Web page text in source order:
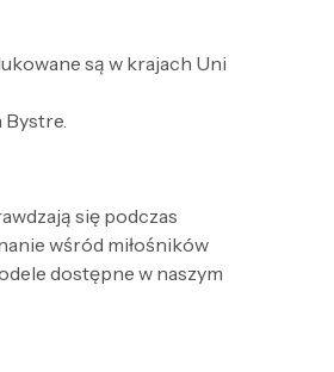
są w krajach Uni
Bystre.
się podczas
wśród miłośników
dostępne w naszym